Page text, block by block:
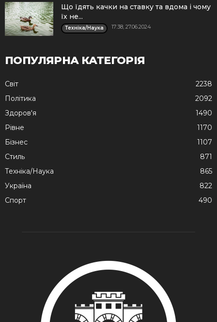
Що їдять качки на ставку та вдома і чому
їх не...
Техніка/Наука 17:38, 27.06.2024
ПОПУЛЯРНА КАТЕГОРІЯ
Cвіт
2238
Політика
2092
Здоров'я
1490
Рівне
1170
Бізнес
1107
Стиль
871
Техніка/Наука
865
Україна
822
Спорт
490